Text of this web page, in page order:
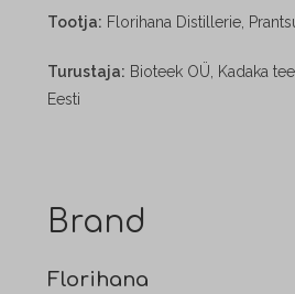
Tootja: Florihana Distillerie,
Turustaja: Bioteek OÜ, Kadaka
Eesti
Brand
Florihana